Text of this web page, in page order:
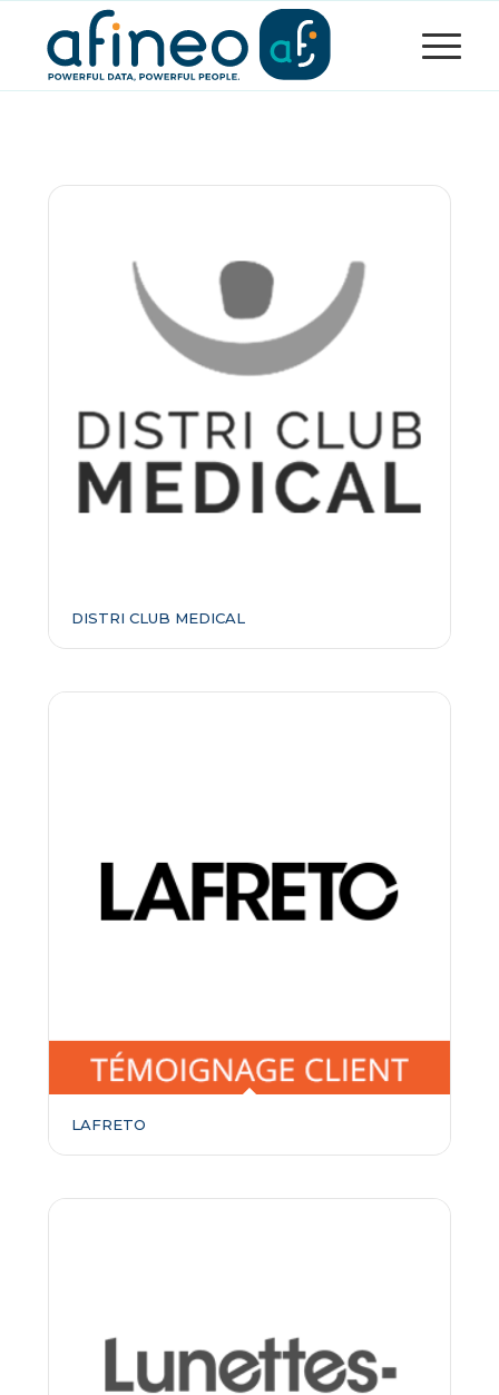
DISTRI CLUB MEDICAL
LAFRETO